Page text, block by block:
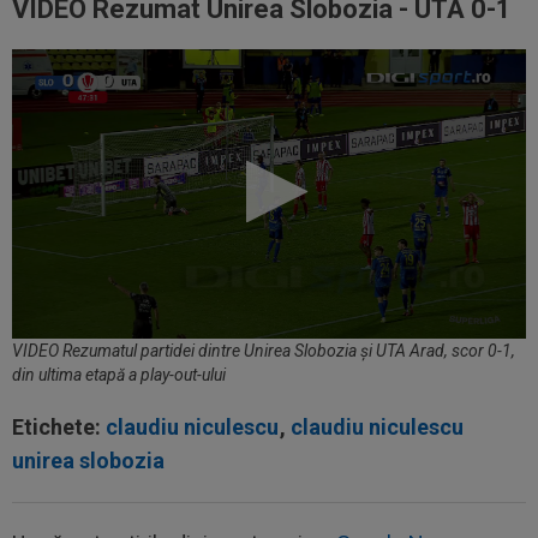
VIDEO Rezumat Unirea Slobozia - UTA 0-1
VIDEO Rezumatul partidei dintre Unirea Slobozia și UTA Arad, scor 0-1,
din ultima etapă a play-out-ului
Etichete: claudiu niculescu, claudiu niculescu
unirea slobozia